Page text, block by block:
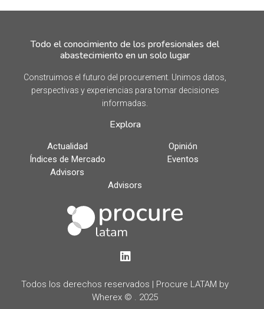
Todo el conocimiento de los profesionales del
abastecimiento en un solo lugar
Construimos el futuro del procurement. Unimos datos,
perspectivas y experiencias para tomar decisiones
informadas.
Explora
Actualidad
Opinión
Índices de Mercado
Eventos
Advisors
Advisors
LinkedIn
Todos los derechos reservados | Procure LATAM by
Wherex © . 2025